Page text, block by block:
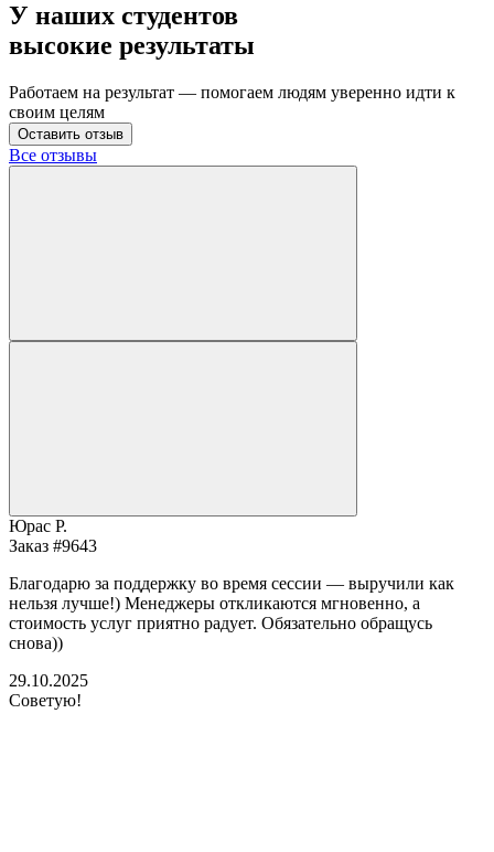
У наших студентов
высокие результаты
Работаем на результат — помогаем людям уверенно идти к
своим целям
Оставить отзыв
Все отзывы
Юрас Р.
Заказ #9643
Благодарю за поддержку во время сессии — выручили как
нельзя лучше!) Менеджеры откликаются мгновенно, а
стоимость услуг приятно радует. Обязательно обращусь
снова))
29.10.2025
Советую!